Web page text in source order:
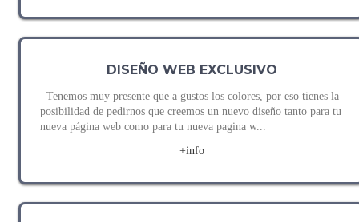
DISEÑO WEB EXCLUSIVO
Tenemos muy presente que a gustos los colores, por eso tienes la
posibilidad de pedirnos que creemos un nuevo diseño tanto para tu
nueva página web como para tu nueva pagina w...
+info